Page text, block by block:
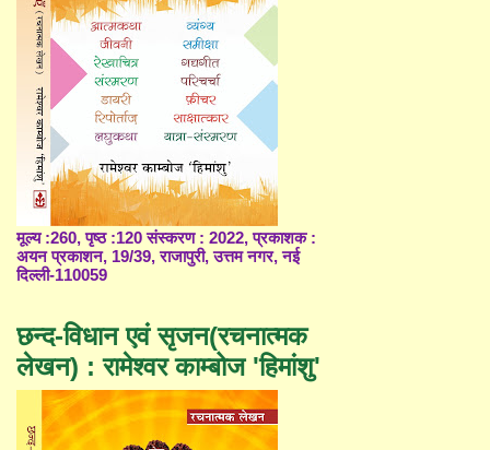
मूल्य :260, पृष्ठ :120 संस्करण : 2022, प्रकाशक :
अयन प्रकाशन, 19/39, राजापुरी, उत्तम नगर, नई
दिल्ली-110059
छन्द-विधान एवं सृजन(रचनात्मक
लेखन) : रामेश्वर काम्बोज 'हिमांशु'